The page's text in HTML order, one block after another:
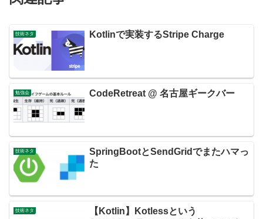
技術ネタ Kotlinで実装するStripe Charge
勉強会 CodeRetreat @ 名古屋ギークバー
技術ネタ
SpringBootとSendGridでまたハマっ
た
技術ネタ
【Kotlin】Kotlessという